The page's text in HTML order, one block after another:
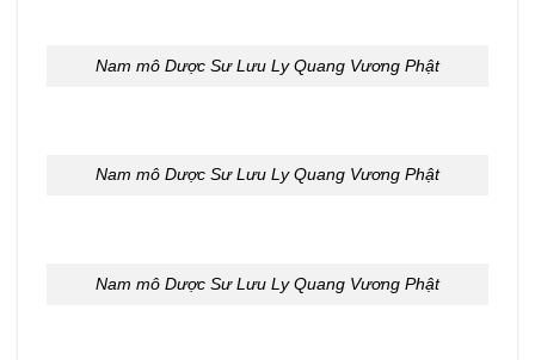
Nam mô Dược Sư Lưu Ly Quang Vương Phật
Nam mô Dược Sư Lưu Ly Quang Vương Phật
Nam mô Dược Sư Lưu Ly Quang Vương Phật